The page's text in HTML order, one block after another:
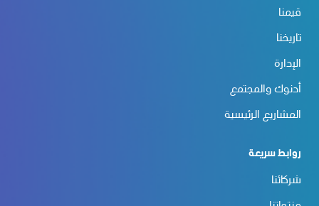
قيمنا
تاريخنا
الإدارة
أدنوك والمجتمع
المشاريع الرئيسية
روابط سريعة
شركائنا